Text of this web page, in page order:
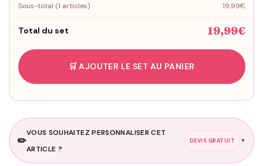
Sous-total (1 articles) 19,99€
Total du set 19,99€
🛒 AJOUTER LE SET AU PANIER
✏️
VOUS SOUHAITEZ PERSONNALISER CET
ARTICLE ?
DEVIS GRATUIT ▼